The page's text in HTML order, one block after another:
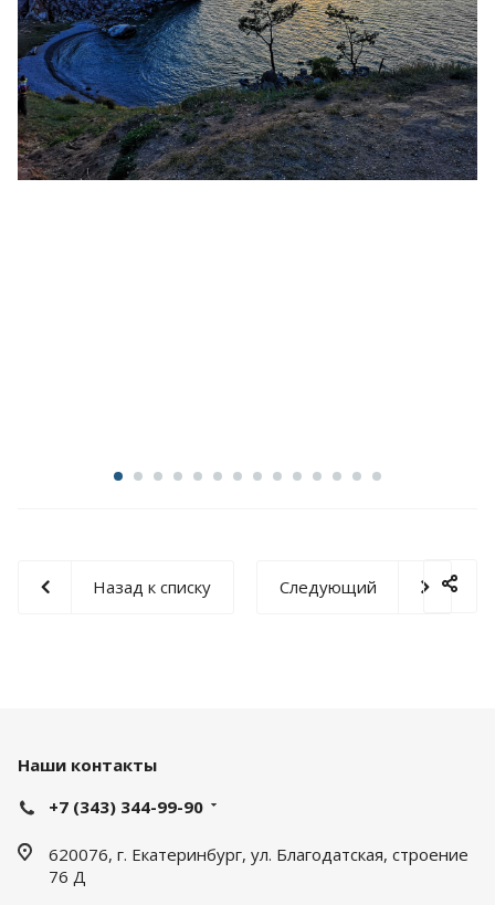
Назад к списку Следующий
Наши контакты
+7 (343) 344-99-90
620076, г. Екатеринбург, ул. Благодатская, строение
76 Д